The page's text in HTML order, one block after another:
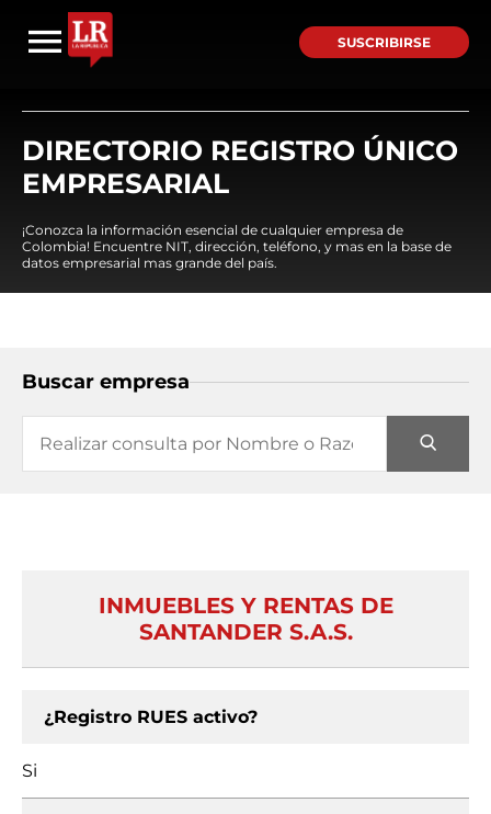
SUSCRIBIRSE
DIRECTORIO REGISTRO ÚNICO
EMPRESARIAL
¡Conozca la información esencial de cualquier empresa de
Colombia! Encuentre NIT, dirección, teléfono, y mas en la base de
datos empresarial mas grande del país.
Buscar empresa
INMUEBLES Y RENTAS DE
SANTANDER S.A.S.
¿Registro RUES activo?
Si